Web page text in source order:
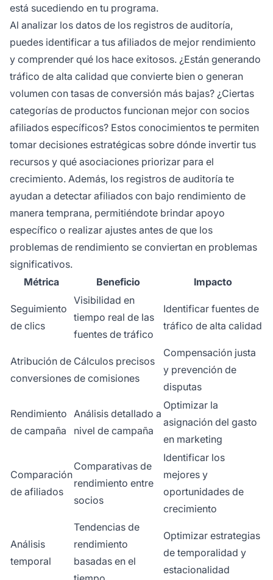
está sucediendo en tu programa.
Al analizar los datos de los registros de auditoría,
puedes identificar a tus afiliados de mejor rendimiento
y comprender qué los hace exitosos. ¿Están generando
tráfico de alta calidad que convierte bien o generan
volumen con tasas de conversión más bajas? ¿Ciertas
categorías de productos funcionan mejor con socios
afiliados específicos? Estos conocimientos te permiten
tomar decisiones estratégicas sobre dónde invertir tus
recursos y qué asociaciones priorizar para el
crecimiento. Además, los registros de auditoría te
ayudan a detectar afiliados con bajo rendimiento de
manera temprana, permitiéndote brindar apoyo
específico o realizar ajustes antes de que los
problemas de rendimiento se conviertan en problemas
significativos.
Métrica
Beneficio Impacto
Seguimiento
de clics
Visibilidad en
tiempo real de las
fuentes de tráfico
Identificar fuentes de
tráfico de alta calidad
Atribución de
conversiones
Cálculos precisos
de comisiones
Compensación justa
y prevención de
disputas
Rendimiento
de campaña
Análisis detallado a
nivel de campaña
Optimizar la
asignación del gasto
en marketing
Comparación
de afiliados
Comparativas de
rendimiento entre
socios
Identificar los
mejores y
oportunidades de
crecimiento
Análisis
temporal
Tendencias de
rendimiento
basadas en el
Optimizar estrategias
de temporalidad y
estacionalidad